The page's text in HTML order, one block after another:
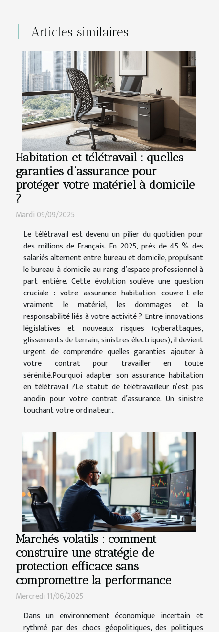
Articles similaires
Habitation et télétravail : quelles
garanties d’assurance pour
protéger votre matériel à domicile
?
Mardi 09/09/2025
Le télétravail est devenu un pilier du quotidien pour
des millions de Français. En 2025, près de 45 % des
salariés alternent entre bureau et domicile, propulsant
le bureau à domicile au rang d’espace professionnel à
part entière. Cette évolution soulève une question
cruciale : votre assurance habitation couvre-t-elle
vraiment le matériel, les dommages et la
responsabilité liés à votre activité ? Entre innovations
législatives et nouveaux risques (cyberattaques,
glissements de terrain, sinistres électriques), il devient
urgent de comprendre quelles garanties ajouter à
votre contrat pour travailler en toute
sérénité.Pourquoi adapter son assurance habitation
en télétravail ?Le statut de télétravailleur n’est pas
anodin pour votre contrat d’assurance. Un sinistre
touchant votre ordinateur...
Marchés volatils : comment
construire une stratégie de
protection efficace sans
compromettre la performance
Mercredi 11/06/2025
Dans un environnement économique incertain et
rythmé par des chocs géopolitiques, des politiques